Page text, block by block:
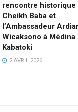
rencontre historique
Cheikh Baba et
l’Ambassadeur
Wicaksono à Médina
Kabatoki
2 AVRIL 2026